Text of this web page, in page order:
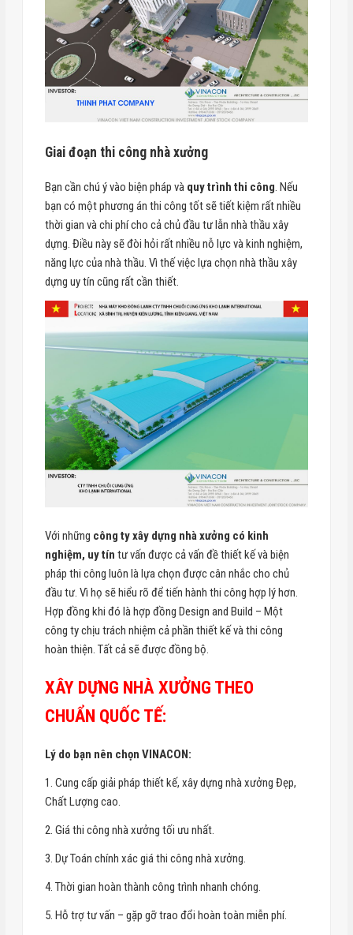
Giai đoạn thi công nhà xưởng
Bạn cần chú ý vào biện pháp và quy trình thi công. Nếu
bạn có một phương án thi công tốt sẽ tiết kiệm rất nhiều
thời gian và chi phí cho cả chủ đầu tư lẫn nhà thầu xây
dựng. Điều này sẽ đòi hỏi rất nhiều nỗ lực và kinh nghiệm,
năng lực của nhà thầu. Vì thế việc lựa chọn nhà thầu xây
dựng uy tín cũng rất cần thiết.
Với những công ty xây dựng nhà xưởng có kinh
nghiệm, uy tín tư vấn được cả vấn đề thiết kế và biện
pháp thi công luôn là lựa chọn được cân nhắc cho chủ
đầu tư. Vì họ sẽ hiểu rõ để tiến hành thi công hợp lý hơn.
Hợp đồng khi đó là hợp đồng Design and Build – Một
công ty chịu trách nhiệm cả phần thiết kế và thi công
hoàn thiện. Tất cả sẽ được đồng bộ.
XÂY DỰNG NHÀ XƯỞNG THEO
CHUẨN QUỐC TẾ:
Lý do bạn nên chọn VINACON:
1. Cung cấp giải pháp thiết kế, xây dựng nhà xưởng Đẹp,
Chất Lượng cao.
2. Giá thi công nhà xưởng tối ưu nhất.
3. Dự Toán chính xác giá thi công nhà xưởng.
4. Thời gian hoàn thành công trình nhanh chóng.
5. Hỗ trợ tư vấn – gặp gỡ trao đổi hoàn toàn miễn phí.